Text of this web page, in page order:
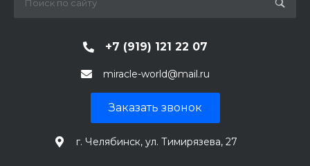
+7 (919) 121 22 07
miracle-world@mail.ru
Заказать звонок
г. Челябинск, ул. Тимирязева, 27